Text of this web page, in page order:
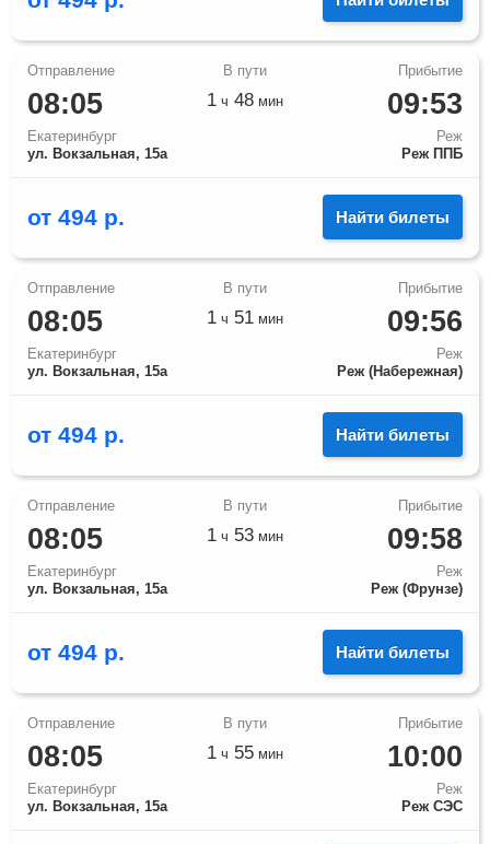
08:05
Екатеринбург
ул. Вокзальная, 15а
09:53
Реж
Реж ППБ
1 ч 48 мин
от 494 р. Найти билеты
08:05
Екатеринбург
ул. Вокзальная, 15а
09:56
Реж
Реж (Набережная)
1 ч 51 мин
от 494 р. Найти билеты
08:05
Екатеринбург
ул. Вокзальная, 15а
09:58
Реж
Реж (Фрунзе)
1 ч 53 мин
от 494 р. Найти билеты
08:05
Екатеринбург
ул. Вокзальная, 15а
10:00
Реж
Реж СЭС
1 ч 55 мин